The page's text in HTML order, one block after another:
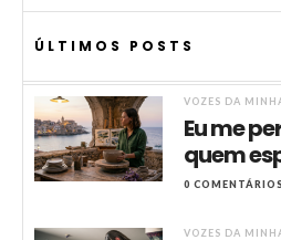
ÚLTIMOS POSTS
VOZES DA
Eu me
quem
0 COMENTÁRIOS
VOZES DA